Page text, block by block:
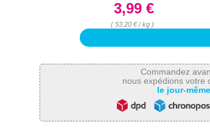
3,99 €
( 53.20 € / kg )
Commandez
nous expédions votre
le jour-